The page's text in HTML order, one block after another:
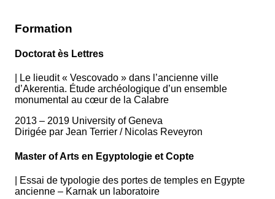
Formation
Doctorat ès Lettres
Le lieudit « Vescovado » dans l’ancienne ville
d’Akerentia. Étude archéologique d’un ensemble
monumental au cœur de la Calabre
2013 – 2019 University of Geneva
Dirigée par Jean Terrier / Nicolas Reveyron
Master of Arts en Egyptologie et Copte
Essai de typologie des portes de temples en Egypte
ancienne – Karnak un laboratoire